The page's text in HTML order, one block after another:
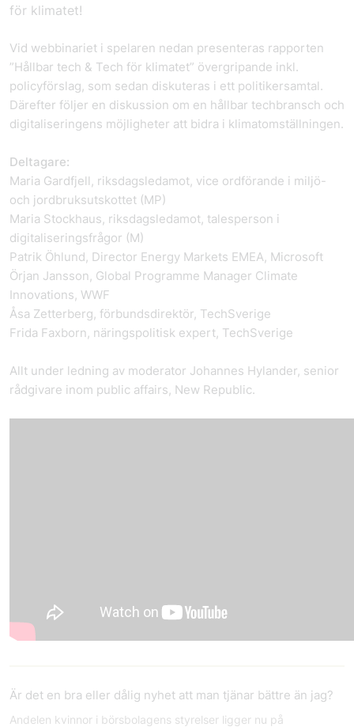
för klimatet!
Vid webbinariet i spelaren nedan presenteras rapporten
”Hållbar tech & Tech för klimatet” övergripande inkl.
policyförslag, som sedan diskuteras i ett politikersamtal.
Därefter följer en diskussion om en hållbar techbransch och
digitaliseringens möjligheter att bidra i klimatomställningen.
Deltagare:
Maria Gardfjell, riksdagsledamot, vice ordförande i miljö-
och jordbruksutskottet (MP)
Maria Stockhaus, riksdagsledamot, talesperson i
digitaliseringsfrågor (M)
Patrik Öhlund, Director Energy Markets EMEA, Microsoft
Örjan Jansson, Global Programme Manager Climate
Innovations, WWF
Åsa Zetterberg, förbundsdirektör, TechSverige
Frida Faxborn, näringspolitisk expert, TechSverige
Allt under ledning av moderator Johannes Hylander, senior
rådgivare inom public affairs, New Republic.
Är det en bra eller dålig nyhet att man tjänar bättre än jag?
Andelen kvinnor i börsbolagens styrelser ligger nu på